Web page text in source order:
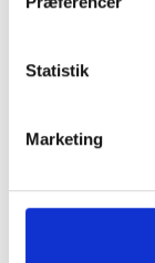
Statistik
Marketing
vil
Med venlig hilsen